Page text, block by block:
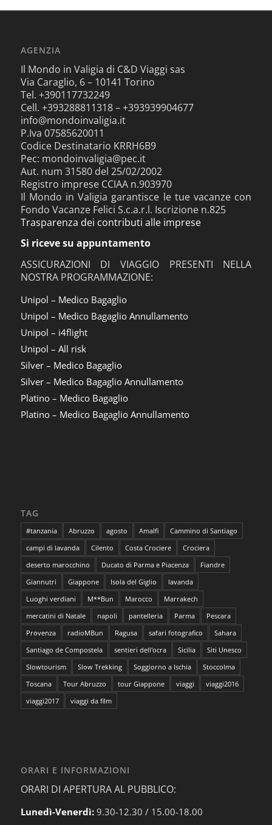
AGENZIA
Il Mondo in Valigia di C&D Viaggi sas
Via Caraglio, 6 – 10141 Torino
Tel. +390117732249
Cell. +393288811318 – +393939904677
info@mondoinvaligia.it
P.Iva 07585620011
Codice Destinatario KRRH6B9
Pec: mondoinvaligia@pec.it
Aut. num 31580 del 25/02/2002
Registro imprese CCIAA n.903970
Il Mondo in Valigia garantisce le tue vacanze con
Fondo Vacanze Felici S.c.a.r.l. Iscrizione n.825
Trasparenza dei contributi alle imprese
Si riceve su appuntamento
ASSICURAZIONI DI VIAGGIO PRESENTI NELLA
NOSTRA PROGRAMMAZIONE:
Unipol – Medico Bagaglio
Unipol – Medico Bagaglio Annullamento
Unipol – i4flight
Unipol – All risk
Silver – Medico Bagaglio
Silver – Medico Bagaglio Annullamento
Platino – Medico Bagaglio
Platino – Medico Bagaglio Annullamento
TAG
#tanzania Abruzzo agosto Amalfi
Cammino di Santiago
campi di lavanda
Cilento Costa Crociere
Crociera
deserto marocchino
Ducato di Parma e Piacenza
Fiandre
Giannutri
Giappone Isola del Giglio
lavanda
Luoghi verdiani
M**Bun Marocco
Marrakech
mercatini di Natale
napoli pantelleria Parma
Pescara
Provenza
radioMBun Ragusa safari fotografico
Sahara
Santiago de Compostela
sentieri dell'ocra Sicilia
Siti Unesco
Slowtourism
Slow Trekking Soggiorno a Ischia
Stoccolma
Toscana
Tour Abruzzo tour Giappone viaggi
viaggi2016
viaggi2017
viaggi da film
ORARI E INFORMAZIONI
ORARI DI APERTURA AL PUBBLICO:
Lunedì-Venerdì: 9.30-12.30 / 15.00-18.00